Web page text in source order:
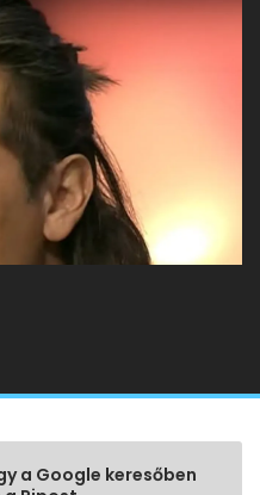
a Google keresőben